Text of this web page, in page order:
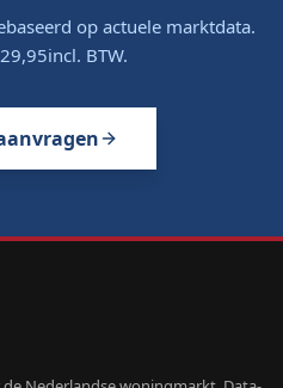
op actuele marktdata.
incl. BTW.